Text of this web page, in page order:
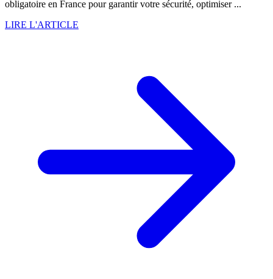
obligatoire en France pour garantir votre sécurité, optimiser ...
LIRE L'ARTICLE